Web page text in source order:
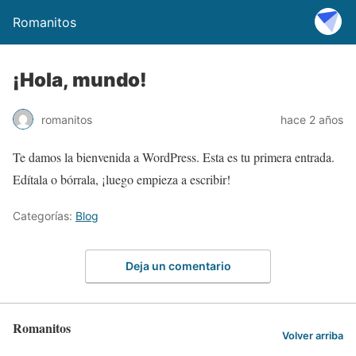
Romanitos
¡Hola, mundo!
romanitos hace 2 años
Te damos la bienvenida a WordPress. Esta es tu primera entrada.
Edítala o bórrala, ¡luego empieza a escribir!
Categorías: Blog
Deja un comentario
Romanitos Volver arriba